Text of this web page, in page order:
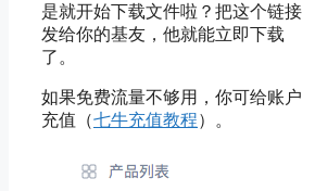
是就开始下载文件啦？把这个链接
发给你的基友，他就能立即下载
了。
如果免费流量不够用，你可给账户
充值（七牛充值教程）。